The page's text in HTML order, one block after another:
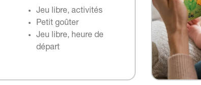
Jeu libre, activités
Petit goûter
Jeu libre, heure de
départ